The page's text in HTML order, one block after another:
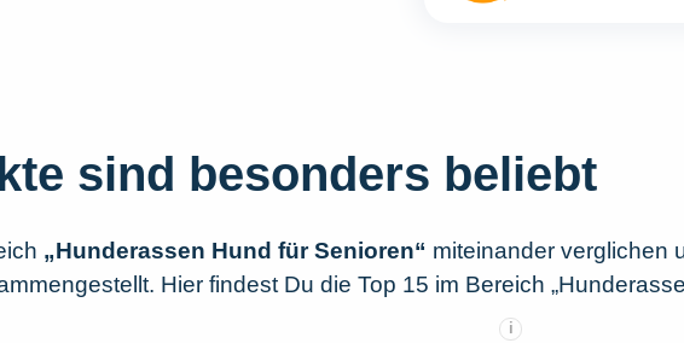
sind besonders beliebt
„Hunderassen Hund für Senioren“ miteinander verglichen
Hier findest Du die Top 15 im Bereich
i